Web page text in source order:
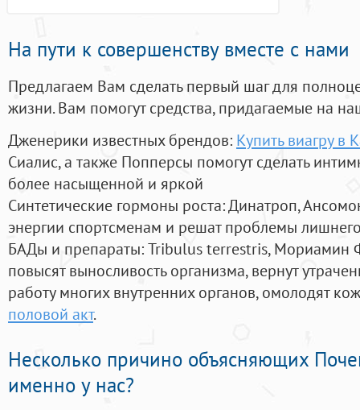
На пути к совершенству вместе с нами
Предлагаем Вам сделать первый шаг для
жизни. Вам помогут средства, придагаемые на
Дженерики известных брендов: Купить виагру в
Сиалис, а также Попперсы помогут сделать
более насыщенной и яркой
Синтетические гормоны роста: Динатроп,
энергии спортсменам и решат проблемы
БАДы и препараты:Tribulus terrestris, Мориамин
повысят выносливость организма, вернут
работу многих внутренних органов, омолодят
половой акт.
Несколько причино объясняющих
именно у нас?